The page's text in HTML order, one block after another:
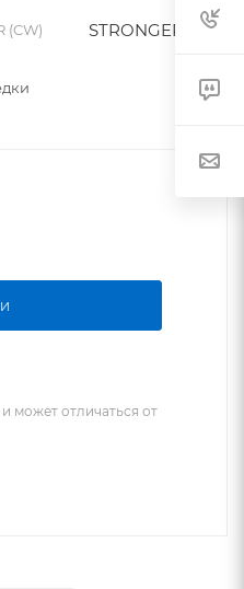
(CW) STRONGER
может отличаться от